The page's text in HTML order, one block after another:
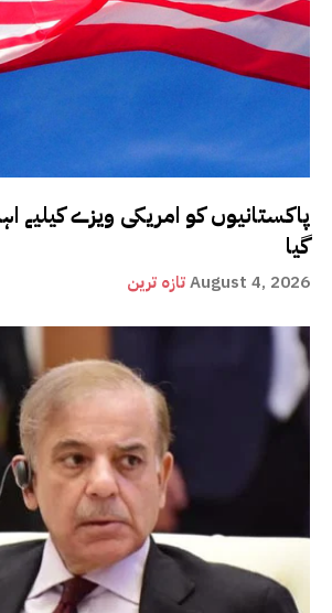
پاکستانیوں کو امریکی ویزے کیلیے
گیا
تازہ ترینAugust 4, 2026